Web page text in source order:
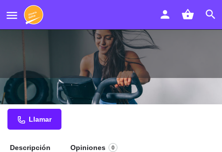
Peluquería Mayte
Llamar
Descripción Opiniones 0